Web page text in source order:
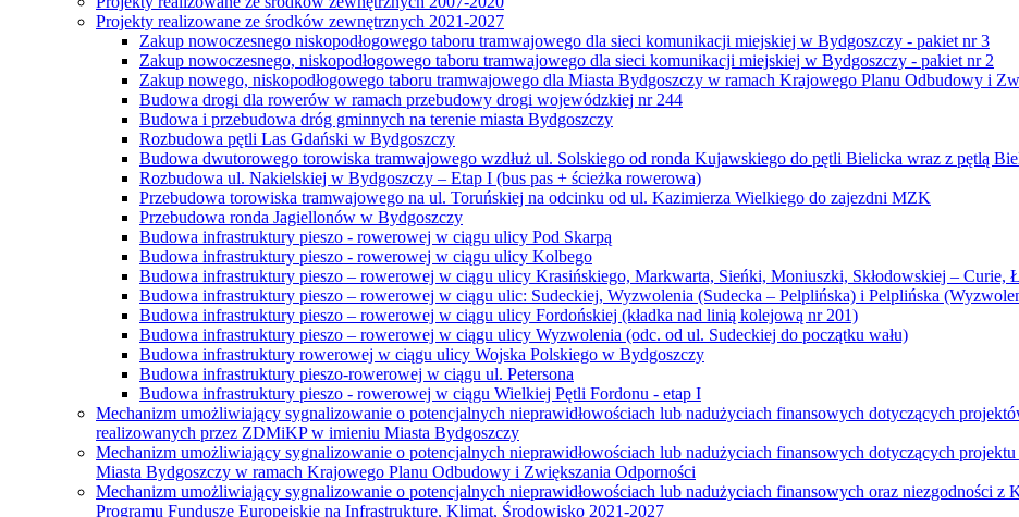
Projekty realizowane ze środków zewnętrznych 2021-2027
Zakup nowoczesnego niskopodłogowego taboru tramwajowego dla sieci komunikacji miejskiej w Bydgoszczy - pakiet nr 3
Zakup nowoczesnego, niskopodłogowego taboru tramwajowego dla sieci komunikacji miejskiej w Bydgoszczy - pakiet nr 2
Zakup nowego, niskopodłogowego taboru tramwajowego dla Miasta Bydgoszczy w ramach Krajowego Planu Odbudowy i
Budowa drogi dla rowerów w ramach przebudowy drogi wojewódzkiej nr 244
Budowa i przebudowa dróg gminnych na terenie miasta Bydgoszczy
Rozbudowa pętli Las Gdański w Bydgoszczy
Budowa dwutorowego torowiska tramwajowego wzdłuż ul. Solskiego od ronda Kujawskiego do pętli Bielicka wraz z pętlą
Rozbudowa ul. Nakielskiej w Bydgoszczy – Etap I (bus pas + ścieżka rowerowa)
Przebudowa torowiska tramwajowego na ul. Toruńskiej na odcinku od ul. Kazimierza Wielkiego do zajezdni MZK
Przebudowa ronda Jagiellonów w Bydgoszczy
Budowa infrastruktury pieszo - rowerowej w ciągu ulicy Pod Skarpą
Budowa infrastruktury pieszo - rowerowej w ciągu ulicy Kolbego
Budowa infrastruktury pieszo – rowerowej w ciągu ulicy Krasińskiego, Markwarta, Sieńki, Moniuszki, Skłodowskiej – Curie,
Budowa infrastruktury pieszo – rowerowej w ciągu ulic: Sudeckiej, Wyzwolenia (Sudecka – Pelplińska) i Pelplińska
Budowa infrastruktury pieszo – rowerowej w ciągu ulicy Fordońskiej (kładka nad linią kolejową nr 201)
Budowa infrastruktury pieszo – rowerowej w ciągu ulicy Wyzwolenia (odc. od ul. Sudeckiej do początku wału)
Budowa infrastruktury rowerowej w ciągu ulicy Wojska Polskiego w Bydgoszczy
Budowa infrastruktury pieszo-rowerowej w ciągu ul. Petersona
Budowa infrastruktury pieszo - rowerowej w ciągu Wielkiej Pętli Fordonu - etap I
Mechanizm umożliwiający sygnalizowanie o potencjalnych nieprawidłowościach lub nadużyciach finansowych dotyczących
realizowanych przez ZDMiKP w imieniu Miasta Bydgoszczy
Mechanizm umożliwiający sygnalizowanie o potencjalnych nieprawidłowościach lub nadużyciach finansowych dotyczących
Miasta Bydgoszczy w ramach Krajowego Planu Odbudowy i Zwiększania Odporności
Mechanizm umożliwiający sygnalizowanie o potencjalnych nieprawidłowościach lub nadużyciach finansowych oraz niezgodności
Programu Fundusze Europejskie na Infrastrukturę, Klimat, Środowisko 2021-2027